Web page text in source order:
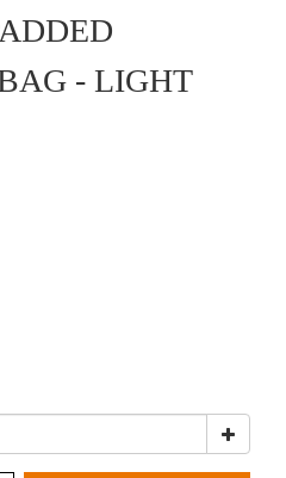
- LIGHT